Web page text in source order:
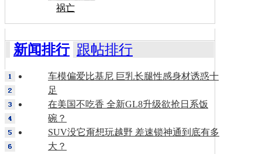
祸亡
新闻排行 跟帖排行
车模偏爱比基尼 巨乳长腿性感身材诱惑十
足
在美国不吃香 全新GL8升级欲抢日系饭
碗？
SUV没它甭想玩越野 差速锁神通到底有多
大？